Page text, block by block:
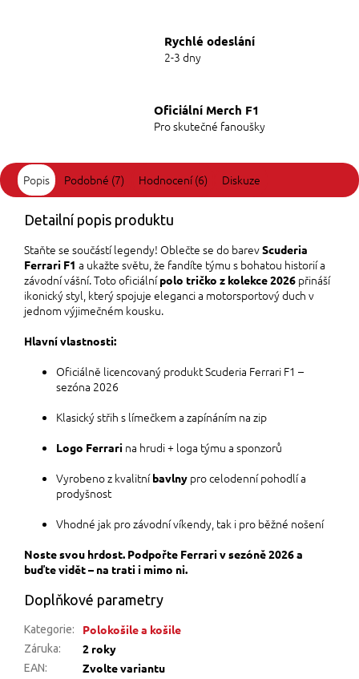
Rychlé odeslání
2-3 dny
Oficiální Merch F1
Pro skutečné fanoušky
Popis Podobné (7) Hodnocení (6) Diskuze
Detailní popis produktu
Staňte se součástí legendy! Oblečte se do barevScuderia
Ferrari F1 a ukažte světu, že fandíte týmu s bohatou historií a
závodní vášní. Toto oficiálnípolo tričko z kolekce 2026 přináší
ikonický styl, který spojuje eleganci a motorsportový duch v
jednom výjimečném kousku.
Hlavní vlastnosti:
Oficiálně licencovaný produkt Scuderia Ferrari F1 –
sezóna 2026
Klasický střih s límečkem a zapínáním na zip
Logo Ferrari na hrudi + loga týmu a sponzorů
Vyrobeno z kvalitníbavlny pro celodenní pohodlí a
prodyšnost
Vhodné jak pro závodní víkendy, tak i pro běžné nošení
Noste svou hrdost. Podpořte Ferrari v sezóně 2026 a
buďte vidět – na trati i mimo ni.
Doplňkové parametry
Kategorie: Polokošile a košile
Záruka: 2 roky
EAN: Zvolte variantu